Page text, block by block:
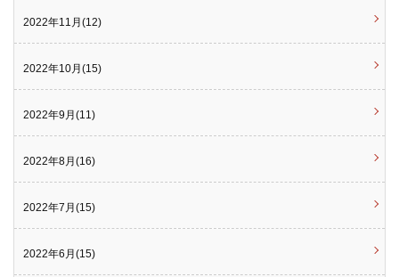
2022年11月(12)
2022年10月(15)
2022年9月(11)
2022年8月(16)
2022年7月(15)
2022年6月(15)